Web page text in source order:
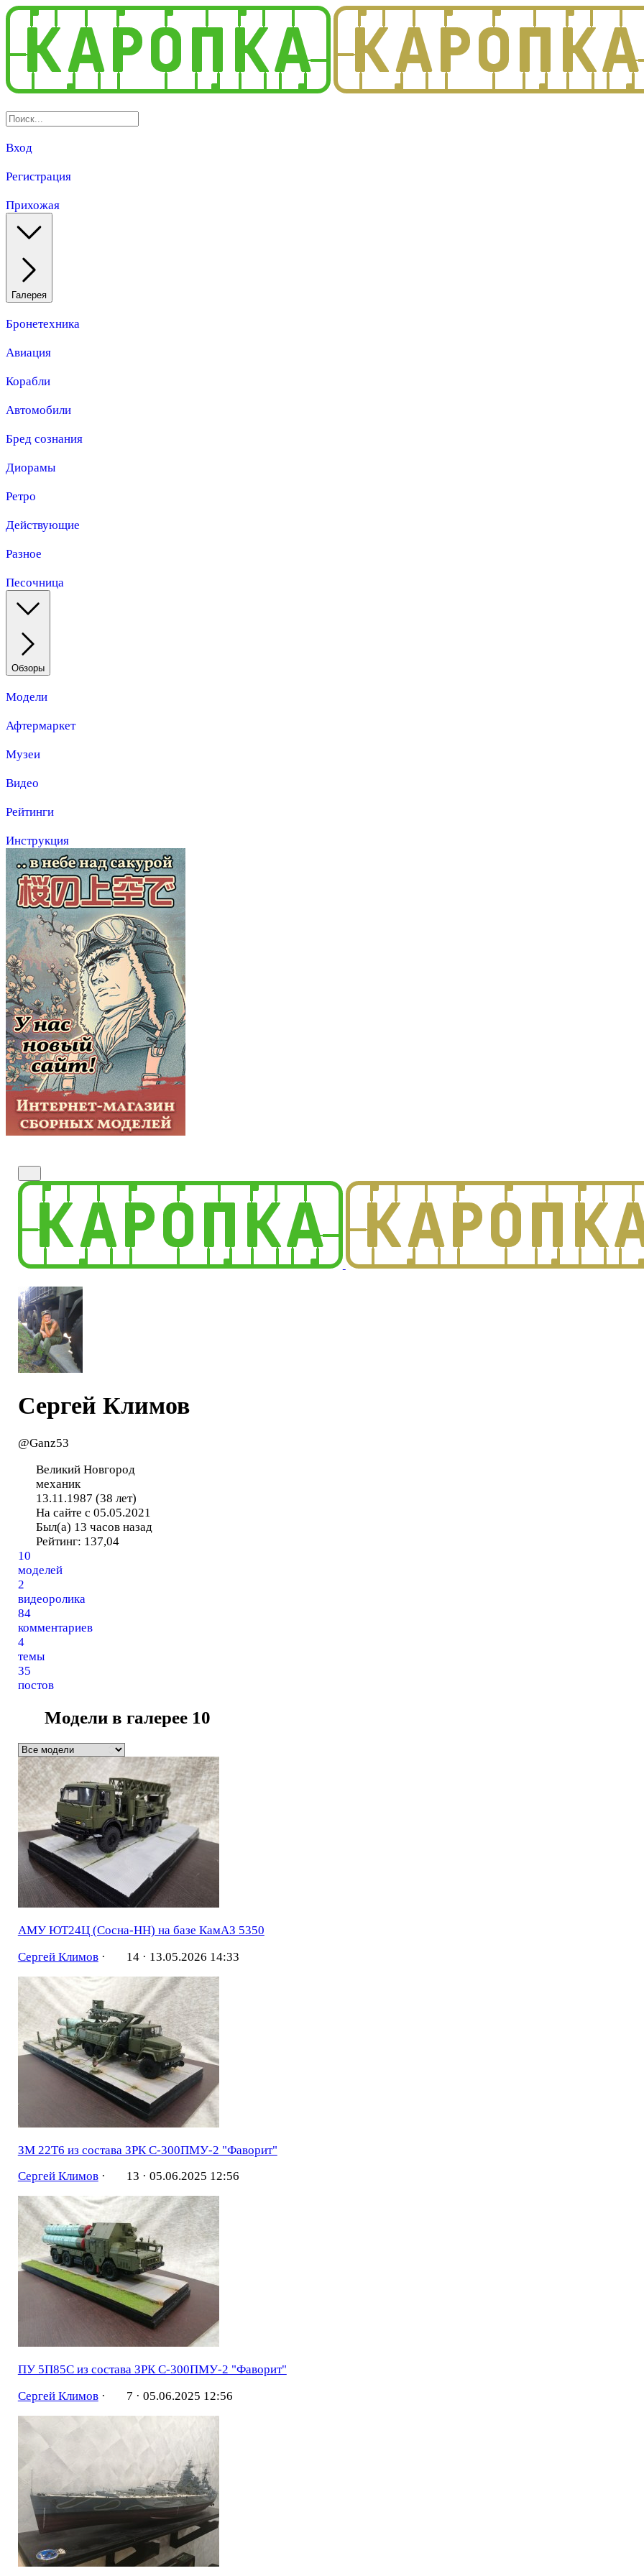
Вход
Регистрация
Прихожая
Галерея
Бронетехника
Авиация
Корабли
Автомобили
Бред сознания
Диорамы
Ретро
Действующие
Разное
Песочница
Обзоры
Модели
Афтермаркет
Музеи
Видео
Рейтинги
Инструкция
Сергей Климов
@Ganz53
Великий Новгород
механик
13.11.1987 (38 лет)
На сайте с 05.05.2021
Был(а) 13 часов назад
Рейтинг: 137,04
10
моделей
2
видеоролика
84
комментариев
4
темы
35
постов
Модели в галерее 10
АМУ ЮТ24Ц (Сосна-НН) на базе КамАЗ 5350
Сергей Климов· 14 · 13.05.2026 14:33
ЗМ 22Т6 из состава ЗРК С-300ПМУ-2 "Фаворит"
Сергей Климов· 13 · 05.06.2025 12:56
ПУ 5П85С из состава ЗРК С-300ПМУ-2 "Фаворит"
Сергей Климов· 7 · 05.06.2025 12:56